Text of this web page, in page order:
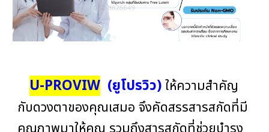
U-PROVIW (ยูโปรวิว)ให้ความสำคัญ
กับดวงตาของคุณเสมอ จึงคัดสรรสารสกัดที่มี